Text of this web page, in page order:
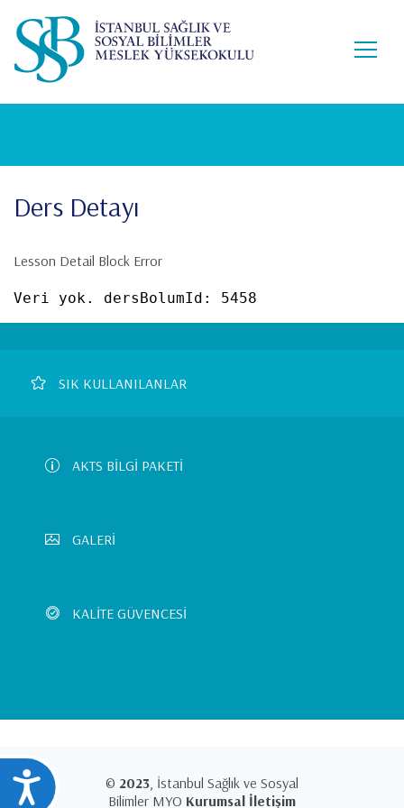
dikkat:
web
bir
içerir.
Ulaşılabilirlik
içeriğe
atla
Ders Detayı
Lesson Detail Block Error
Veri yok. dersBolumId: 5458
Footer
Menu
SIK KULLANILANLAR
AKTS BİLGİ PAKETİ
GALERİ
KALİTE GÜVENCESİ
© 2023 , İstanbul Sağlık ve Sosyal
Bilimler MYO Kurumsal İletişim